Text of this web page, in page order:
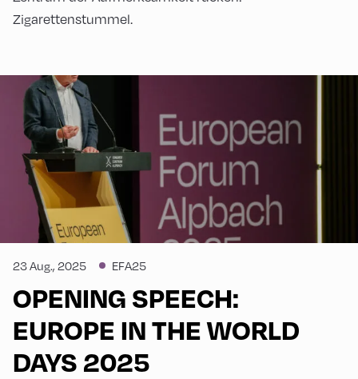
Zigarettenstummel.
23 Aug., 2025 EFA25
OPENING SPEECH:
EUROPE IN THE WORLD
DAYS 2025